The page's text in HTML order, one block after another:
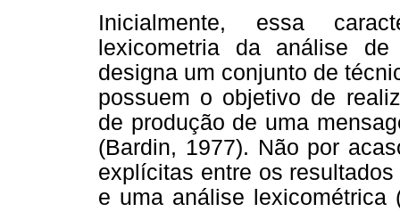
Inicialmente, essa
lexicometria da análise
designa um conjunto de
possuem o objetivo de
de produção de uma
(Bardin, 1977). Não por
explícitas entre os
e uma análise lexicométrica